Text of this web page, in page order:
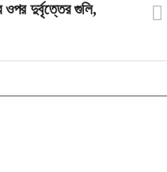
ওপর দুর্বৃত্তের গুলি,